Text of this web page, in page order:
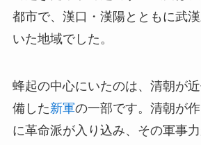
都市で、漢口・漢陽とともに武
いた地域でした。
蜂起の中心にいたのは、清朝が
備した新軍の一部です。清朝が
に革命派が入り込み、その軍事